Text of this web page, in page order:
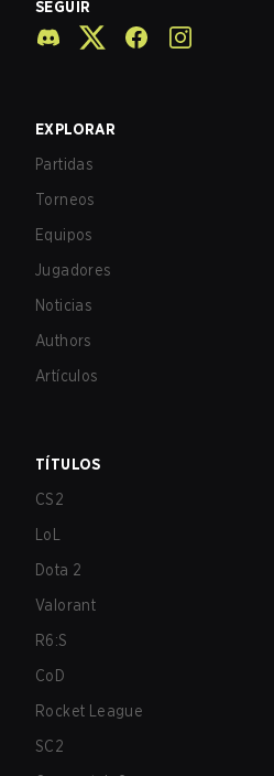
SEGUIR
EXPLORAR
Partidas
Torneos
Equipos
Jugadores
Noticias
Authors
Artículos
TÍTULOS
CS2
LoL
Dota 2
Valorant
R6:S
CoD
Rocket League
SC2